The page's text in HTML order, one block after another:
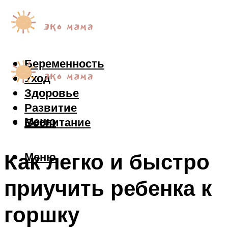
Беременность
Уход
Здоровье
Развитие
Воспитание
Меню
Меню
Как легко и быстро
приучить ребенка к
горшку